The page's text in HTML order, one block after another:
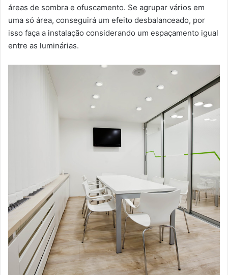
áreas de sombra e ofuscamento. Se agrupar vários em
uma só área, conseguirá um efeito desbalanceado, por
isso faça a instalação considerando um espaçamento igual
entre as luminárias.